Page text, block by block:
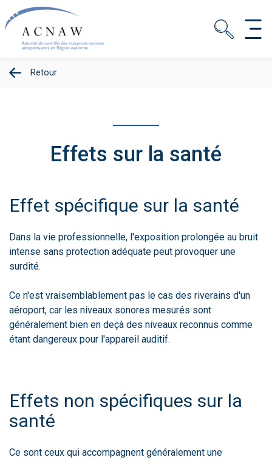
Retour
Effets sur la santé
Effet spécifique sur la santé
Dans la vie professionnelle, l'exposition prolongée au bruit
intense sans protection adéquate peut provoquer une
surdité.
Ce n'est vraisemblablement pas le cas des riverains d'un
aéroport, car les niveaux sonores mesurés sont
généralement bien en deçà des niveaux reconnus comme
étant dangereux pour l'appareil auditif.
Effets non spécifiques sur la
santé
Ce sont ceux qui accompagnent généralement une